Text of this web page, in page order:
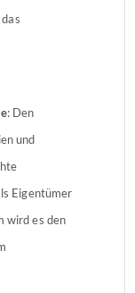
: Den
und
Eigentümer
wird es den